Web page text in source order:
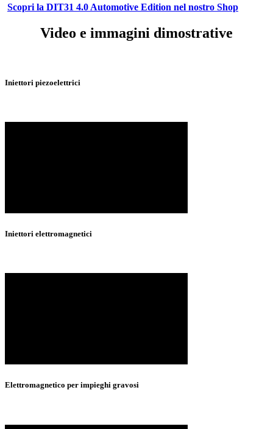
Scopri la DIT31 4.0 Automotive Edition nel nostro Shop
Video e immagini dimostrative
Iniettori piezoelettrici
Iniettori elettromagnetici
Elettromagnetico per impieghi gravosi